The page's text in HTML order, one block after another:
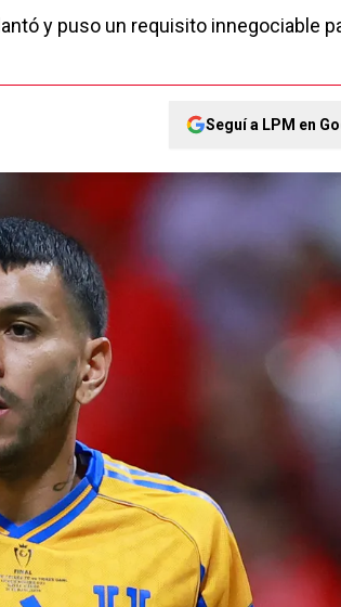
y puso un requisito innegociable
Seguí a LPM en